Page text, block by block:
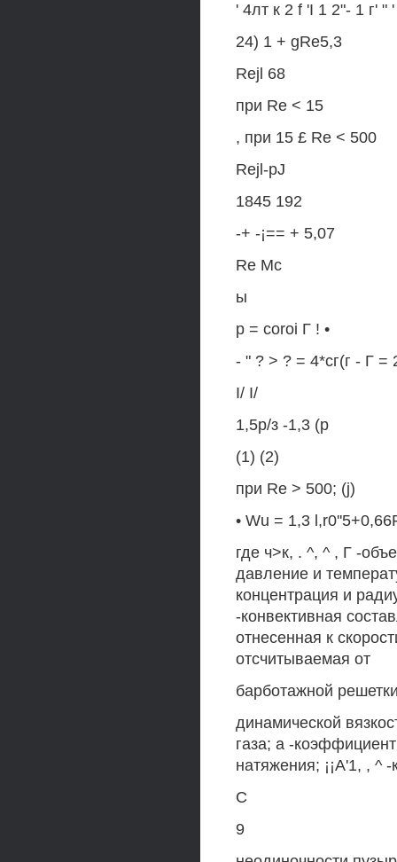
' 4лт к 2 f 'I 1 2"- 1 г' "
24) 1 + gRe5,3
Rejl 68
при Re < 15
, при 15 £ Re < 500
Rejl-pJ
1845 192
-+ -¡== + 5,07
Re Mс
ы
р = coroi Г ! •
- " ? > ? = 4*сг(г - Г =
I/ I/
1,5р/з -1,3 (р
(1) (2)
при Re > 500; (j)
• Wu = 1,3
где ч>к, . ^, ^ , Г -
давление и
концентрация и
-конвективная
отнесенная к
отсчитываемая от
барботажной
динамической
газа; а -
натяжения; ¡¡А'1, ,
С
9